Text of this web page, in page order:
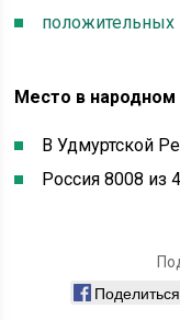
положительных
Место в народном
В Удмуртской
Россия 8008 из
Поделиться